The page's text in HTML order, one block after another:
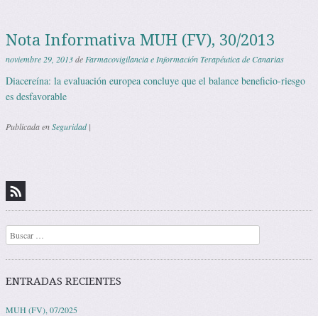
Nota Informativa MUH (FV), 30/2013
noviembre 29, 2013deFarmacovigilancia e Información Terapéutica de Canarias
Diacereína: la evaluación europea concluye que el balance beneficio-riesgo
es desfavorable
Publicada enSeguridad |
Buscar
ENTRADAS RECIENTES
MUH (FV), 07/2025